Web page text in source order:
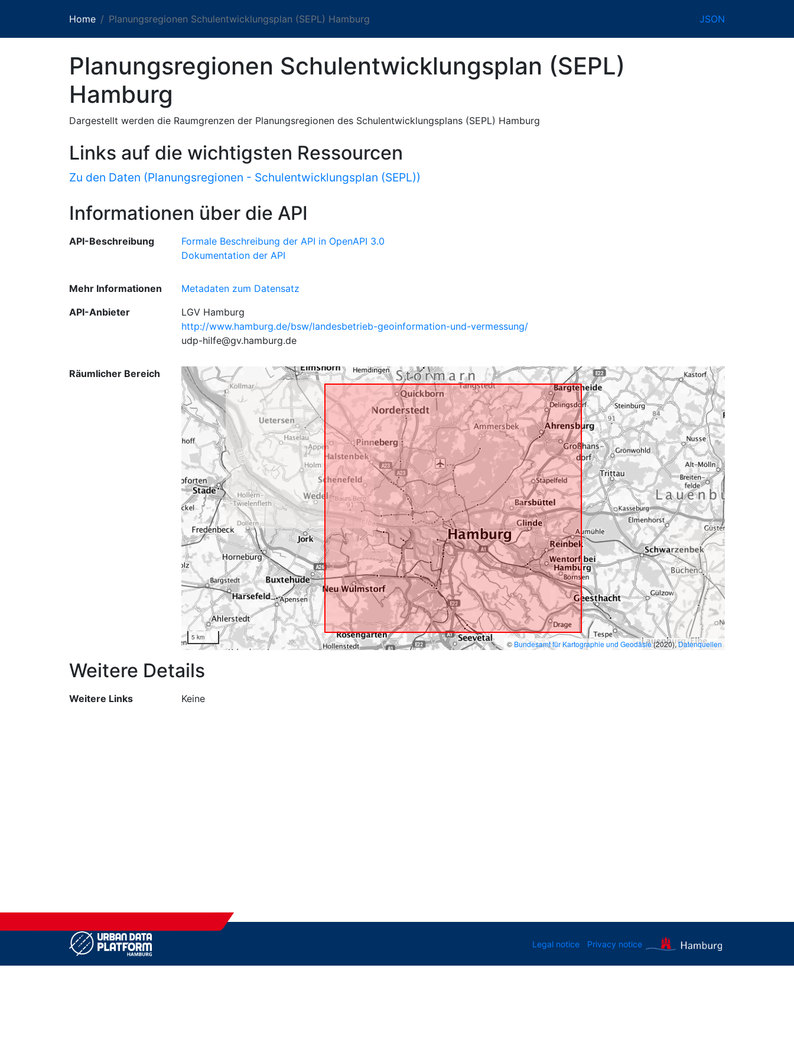
Home Planungsregionen Schulentwicklungsplan (SEPL) Hamburg JSON
Planungsregionen Schulentwicklungsplan (SEPL)
Hamburg
Dargestellt werden die Raumgrenzen der Planungsregionen des Schulentwicklungsplans (SEPL) Hamburg
Links auf die wichtigsten Ressourcen
Zu den Daten (Planungsregionen - Schulentwicklungsplan (SEPL))
Informationen über die API
API-Beschreibung
Formale Beschreibung der API in OpenAPI 3.0
Dokumentation der API
Mehr Informationen
Metadaten zum Datensatz
API-Anbieter
LGV Hamburg
http://www.hamburg.de/bsw/landesbetrieb-geoinformation-und-vermessung/
udp-hilfe@gv.hamburg.de
Räumlicher Bereich
5 km
© Bundesamt für Kartographie und Geodäsie(2020),Datenquellen
Weitere Details
Weitere Links Keine
Legal notice Privacy notice